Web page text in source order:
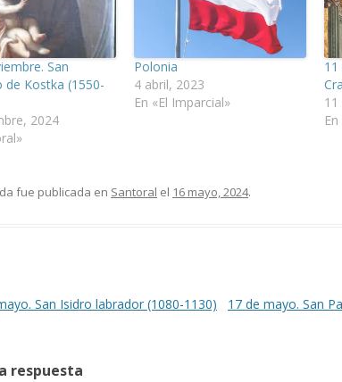
San
de Kostka (1550-
2024
Polonia
4 abril, 2023
En «El Imparcial»
11
11
fue publicada en Santoral el 16 mayo, 2024.
San Isidro labrador (1080-1130) 17 de mayo. San
respuesta